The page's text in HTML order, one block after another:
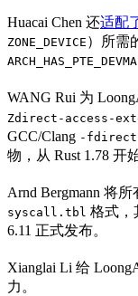
Huacai Chen 还适配
ZONE_DEVICE ）所需
WANG Rui 为
Zdirect-access-
GCC/Clang -
物，从 Rust 1.78 开
Arnd Bergmann 将
syscall.tbl 格式，
6.11 正式发布。
Xianglai Li 给
力。